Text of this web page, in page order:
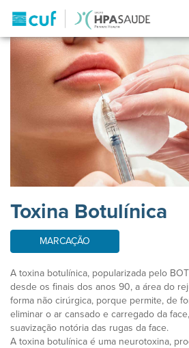
Toxina Botulínica
MARCAÇÃO
A toxina botulínica, popularizada pelo
desde os finais dos anos 90, a área do
forma não cirúrgica, porque permite, de
eliminar o ar cansado e carregado da
suavização notória das rugas da face.
A toxina botulínica é uma neurotoxina,